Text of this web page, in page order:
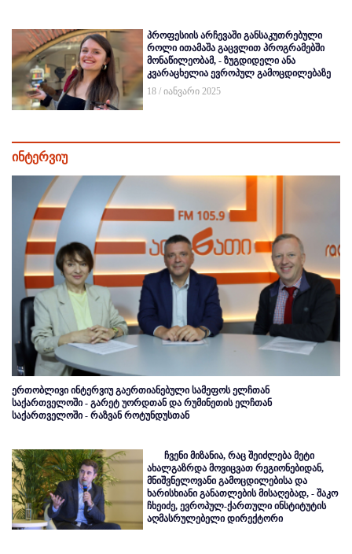
პროფესიის არჩევაში განსაკუთრებული
როლი ითამაშა გაცვლით პროგრამებში
მონაწილეობამ, - ზუგდიდელი ანა
კვარაცხელია ევროპულ გამოცდილებაზე
18 / იანვარი 2025
ინტერვიუ
ერთობლივი ინტერვიუ გაერთიანებული სამეფოს ელჩთან
საქართველოში - გარეტ უორდთან და რუმინეთის ელჩთან
საქართველოში - რაზვან როტუნდუსთან
ჩვენი მიზანია, რაც შეიძლება მეტი
ახალგაზრდა მოვიცვათ რეგიონებიდან,
მნიშვნელოვანი გამოცდილებისა და
ხარისხიანი განათლების მისაღებად, - შაკო
ჩხეიძე, ევროპულ-ქართული ინსტიტუტის
აღმასრულებელი დირექტორი